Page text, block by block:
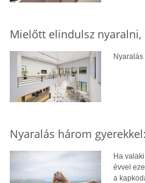
Mielőtt elindulsz nyaralni,
Nyaralás
Nyaralás három
Ha
évvel
a